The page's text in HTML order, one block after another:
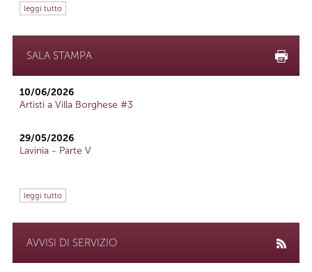
leggi tutto
SALA STAMPA
10/06/2026
Artisti a Villa Borghese #3
29/05/2026
Lavinia - Parte V
leggi tutto
AVVISI DI SERVIZIO